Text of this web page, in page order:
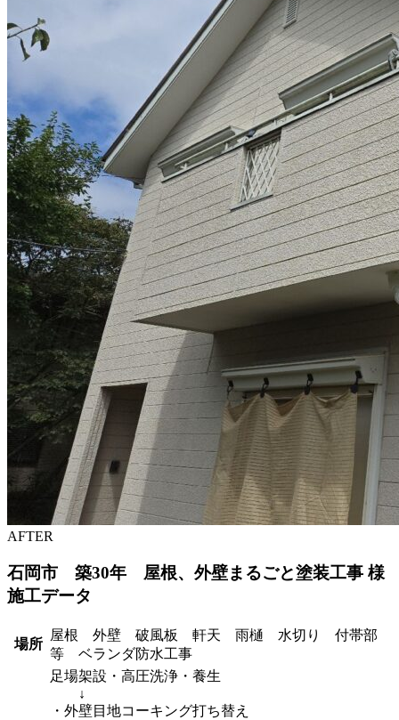
AFTER
石岡市 築30年 屋根、外壁まるごと塗装工事 様
施工データ
場所
屋根 外壁 破風板 軒天 雨樋 水切り 付帯部
等 ベランダ防水工事
足場架設・高圧洗浄・養生
↓
・外壁目地コーキング打ち替え